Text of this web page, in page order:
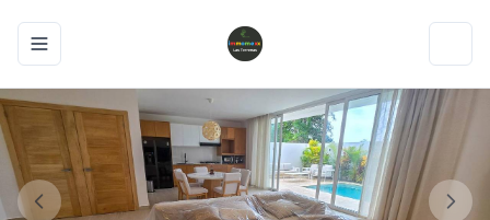
Toggle navigation menu